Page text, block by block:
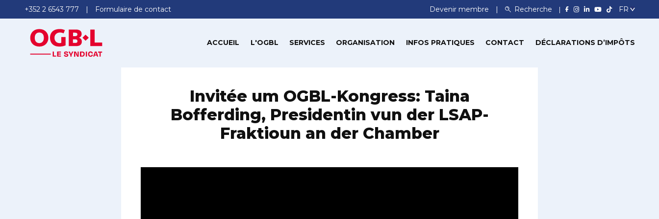
+352 2 6543 777 Formulaire de contact Devenir membre Recherche
ACCUEIL L'OGBL SERVICES ORGANISATION INFOS PRATIQUES CONTACT DÉCLARATIONS D’IMPÔTS
Invitée um OGBL-Kongress: Taina
Bofferding, Presidentin vun der LSAP-
Fraktioun an der Chamber